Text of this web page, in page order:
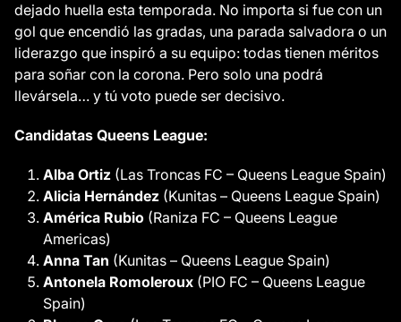
dejado huella esta temporada. No importa si fue con un
gol que encendió las gradas, una parada salvadora o un
liderazgo que inspiró a su equipo: todas tienen méritos
para soñar con la corona. Pero solo una podrá
llevársela… y tú voto puede ser decisivo.
Candidatas Queens League:
Alba Ortiz (Las Troncas FC – Queens League Spain)
Alicia Hernández (Kunitas – Queens League Spain)
América Rubio (Raniza FC – Queens League
Americas)
Anna Tan (Kunitas – Queens League Spain)
Antonela Romoleroux (PIO FC – Queens League
Spain)